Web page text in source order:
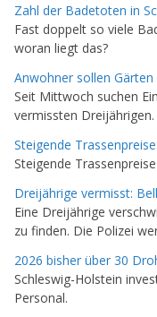
Zahl der Badetoten in
Fast doppelt so viele
woran liegt das?
Anwohner sollen
Seit Mittwoch suchen
vermissten Dreijährigen.
Steigende
Steigende
Dreijährige vermisst:
Eine Dreijährige
zu finden. Die Polizei
2026 bisher über 30
Schleswig-Holstein
Personal.